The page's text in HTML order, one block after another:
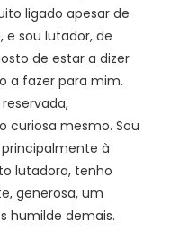
ligado apesar de
sou lutador, de
de estar a dizer
a fazer para mim.
curiosa mesmo. Sou
à
lutadora, tenho
generosa, um
humilde demais.